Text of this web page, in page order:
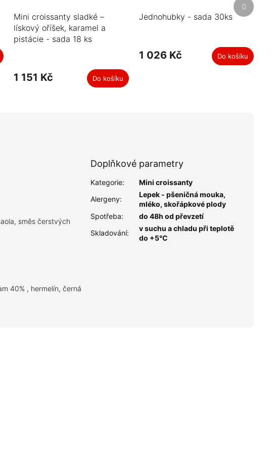
Mini croissanty sladké –
lískový oříšek, karamel a
pistácie - sada 18 ks
1 151 Kč Do košíku
Jednohubky - sada 30ks
1 026 Kč Do košíku
produkt
směs čerstvých
40% , hermelín, černá
Doplňkové parametry
Kategorie:
Mini croissanty
Alergeny:
Lepek - pšeničná mouka,
mléko, skořápkové plody
Spotřeba:
do 48h od převzetí
Skladování:
v suchu a chladu při teplotě
do +5°C